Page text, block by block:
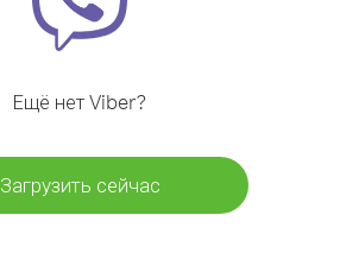
Ещё нет Viber?
Загрузить сейчас